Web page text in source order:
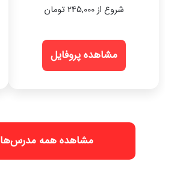
شروع از 245,000 تومان
مشاهده پروفایل
مشاهده همه مدرس‌ها